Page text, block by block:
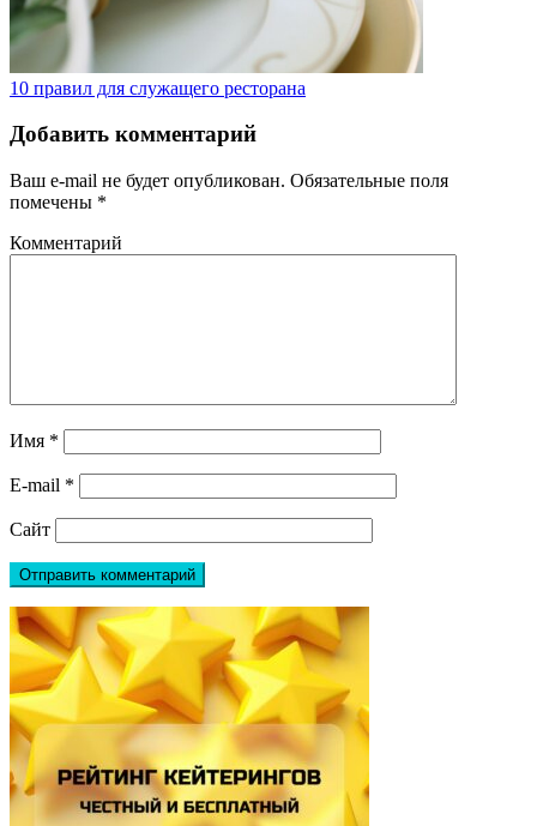
10 правил для служащего ресторана
Добавить комментарий
Ваш e-mail не будет опубликован. Обязательные поля
помечены *
Комментарий
Имя *
E-mail *
Сайт